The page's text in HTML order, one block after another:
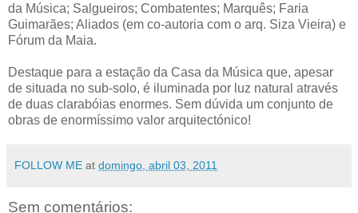
da Música; Salgueiros; Combatentes; Marquês; Faria
Guimarães; Aliados (em co-autoria com o arq. Siza Vieira) e
Fórum da Maia.
Destaque para a estação da Casa da Música que, apesar
de situada no sub-solo, é iluminada por luz natural através
de duas clarabóias enormes. Sem dúvida um conjunto de
obras de enormíssimo valor arquitectónico!
FOLLOW ME at domingo, abril 03, 2011
Sem comentários: